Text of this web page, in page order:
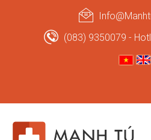
(083) 9350079 -